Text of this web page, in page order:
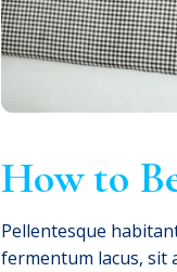
How to
Pellentesque
fermentum lacus, sit